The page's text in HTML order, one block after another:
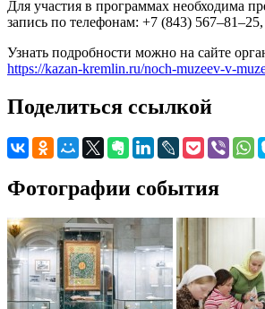
Для участия в программах необходима
запись по телефонам: +7 (843)
Узнать подробности можно на сайте
https://kazan-kremlin.ru/noch-muzeev-v-
Поделиться ссылкой
Фотографии события